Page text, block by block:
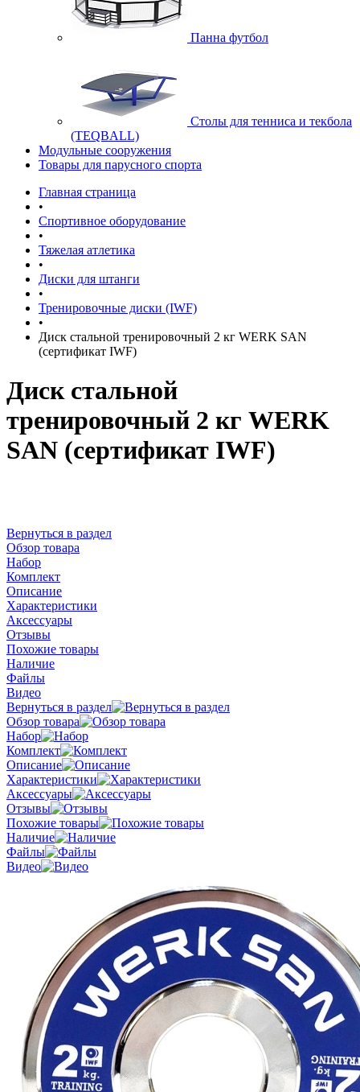
Панна футбол
Cтолы для тенниса и текбола
(TEQBALL)
Модульные сооружения
Товары для парусного спорта
Главная страница
•
Спортивное оборудование
•
Тяжелая атлетика
•
Диски для штанги
•
Тренировочные диски (IWF)
•
Диск стальной тренировочный 2 кг WERK SAN
(сертификат IWF)
Диск стальной
тренировочный 2 кг WERK
SAN (сертификат IWF)
Вернуться в раздел
Обзор товара
Набор
Комплект
Описание
Характеристики
Аксессуары
Отзывы
Похожие товары
Наличие
Файлы
Видео
Вернуться в раздел
Обзор товара
Набор
Комплект
Описание
Характеристики
Аксессуары
Отзывы
Похожие товары
Наличие
Файлы
Видео